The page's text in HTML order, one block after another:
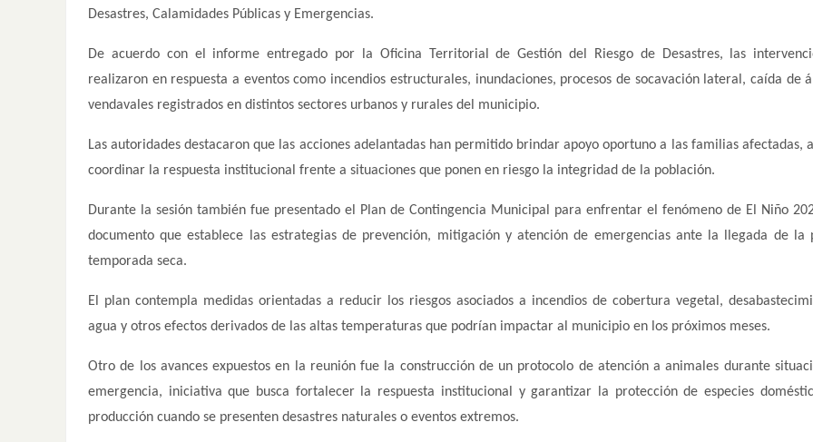
Desastres, Calamidades Públicas y Emergencias.
De acuerdo con el informe entregado por la Oficina Territorial de Gestión del Riesgo de Desastres, las
realizaron en respuesta a eventos como incendios estructurales, inundaciones, procesos de socavación lateral, caída de
vendavales registrados en distintos sectores urbanos y rurales del municipio.
Las autoridades destacaron que las acciones adelantadas han permitido brindar apoyo oportuno a las familias afectadas,
coordinar la respuesta institucional frente a situaciones que ponen en riesgo la integridad de la población.
Durante la sesión también fue presentado el Plan de Contingencia Municipal para enfrentar el fenómeno de El Niño
documento que establece las estrategias de prevención, mitigación y atención de emergencias ante la llegada de la
temporada seca.
El plan contempla medidas orientadas a reducir los riesgos asociados a incendios de cobertura vegetal,
agua y otros efectos derivados de las altas temperaturas que podrían impactar al municipio en los próximos meses.
Otro de los avances expuestos en la reunión fue la construcción de un protocolo de atención a animales durante
emergencia, iniciativa que busca fortalecer la respuesta institucional y garantizar la protección de especies
producción cuando se presenten desastres naturales o eventos extremos.